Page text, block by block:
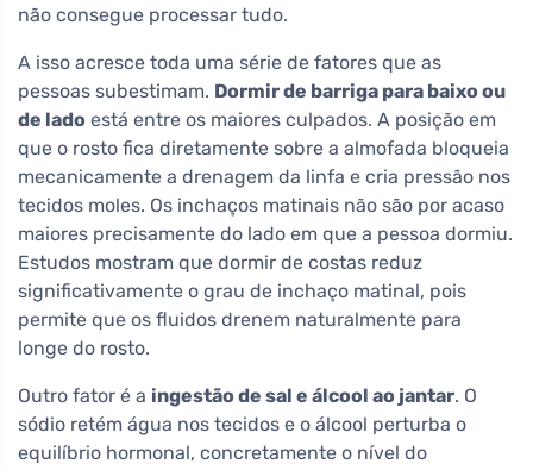
não consegue processar tudo.
A isso acresce toda uma série de fatores que as
pessoas subestimam. Dormir de barriga para baixo ou
de lado está entre os maiores culpados. A posição em
que o rosto fica diretamente sobre a almofada bloqueia
mecanicamente a drenagem da linfa e cria pressão nos
tecidos moles. Os inchaços matinais não são por acaso
maiores precisamente do lado em que a pessoa dormiu.
Estudos mostram que dormir de costas reduz
significativamente o grau de inchaço matinal, pois
permite que os fluidos drenem naturalmente para
longe do rosto.
Outro fator é a ingestão de sal e álcool ao jantar. O
sódio retém água nos tecidos e o álcool perturba o
equilíbrio hormonal, concretamente o nível do